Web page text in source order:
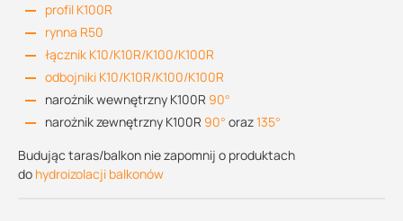
profil K100R
rynna R50
łącznik K10/K10R/K100/K100R
odbojniki K10/K10R/K100/K100R
narożnik wewnętrzny K100R 90°
narożnik zewnętrzny K100R 90° oraz135°
Budując taras/balkon nie zapomnij o produktach
do hydroizolacji balkonów